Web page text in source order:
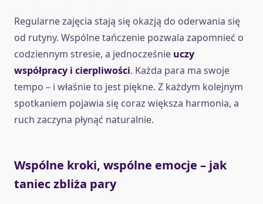
Regularne zajęcia stają się okazją do oderwania się
od rutyny. Wspólne tańczenie pozwala zapomnieć o
codziennym stresie, a jednocześnie uczy
współpracy i cierpliwości. Każda para ma swoje
tempo – i właśnie to jest piękne. Z każdym kolejnym
spotkaniem pojawia się coraz większa harmonia, a
ruch zaczyna płynąć naturalnie.
Wspólne kroki, wspólne emocje – jak
taniec zbliża pary